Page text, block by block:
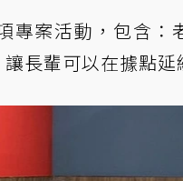
專案活動，包含：
長輩可以在據點延